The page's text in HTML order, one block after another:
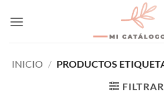
INICIO / PRODUCTOS
FILTRAR